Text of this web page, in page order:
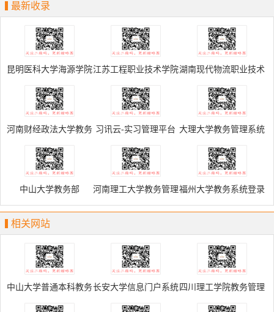
最新收录
昆明医科大学海源学院
教学管理信息服务平台
江苏工程职业技术学院
教学管理信息服务平台
湖南现代物流职业技术
学院教学管理信息服务
河南财经政法大学教务
信息服务平台
习讯云-实习管理平台 大理大学教务管理系统
中山大学教务部 河南理工大学教务管理
系统
福州大学教务系统登录
相关网站
中山大学普通本科教务长安大学信息门户系统 四川理工学院教务管理